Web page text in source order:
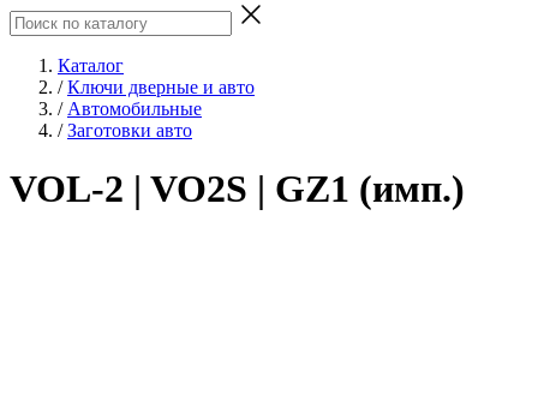
Каталог
/ Ключи дверные и авто
/ Автомобильные
/ Заготовки авто
VOL-2 | VO2S | GZ1 (имп.)